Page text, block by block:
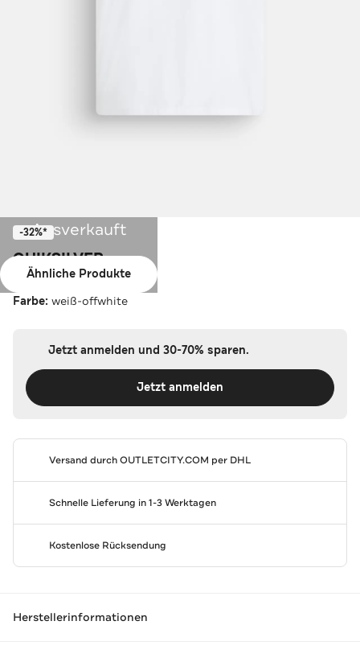
Ausverkauft
Ähnliche Produkte
-32%*
QUIKSILVER
T-Shirt weiß
Farbe: weiß-offwhite
Jetzt anmelden und 30-70% sparen.
Jetzt anmelden
Versand durchOUTLETCITY.COM per DHL
Schnelle Lieferung in 1-3 Werktagen
Kostenlose Rücksendung
Herstellerinformationen